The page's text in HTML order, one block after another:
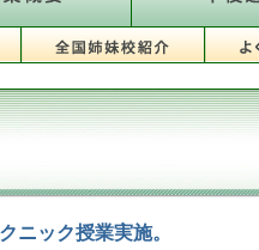
ニック授業実施。